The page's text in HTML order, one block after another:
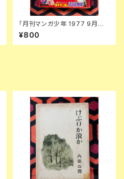
「月刊マンガ少年 1977 9月号」
朝日ソノラマ 手塚治虫 ジョージ
秋山 藤子不二雄 風忍 永島慎二
¥800